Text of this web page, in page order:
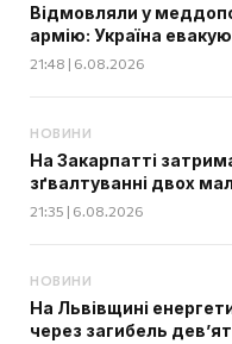
Відмовляли у
армію: Україна
21:48 | 6.08.2026
НОВИНИ
На Закарпатті
зґвалтуванні двох
21:35 | 6.08.2026
НОВИНИ
На Львівщині
через загибель